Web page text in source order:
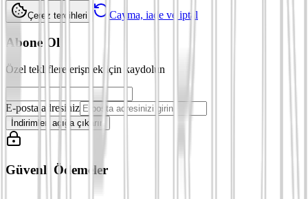
Çerez tercihleri Cayma, iade ve iptal
Abone Ol
Özel tekliflere erişmek için kaydolun
E-posta adresiniz
İndirimleri açığa çıkarın
Güvenli Ödemeler